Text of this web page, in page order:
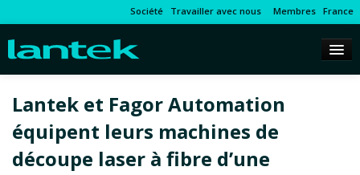
Société Travailler avec nous Membres France
Lantek et Fagor Automation
équipent leurs machines de
découpe laser à fibre d’une